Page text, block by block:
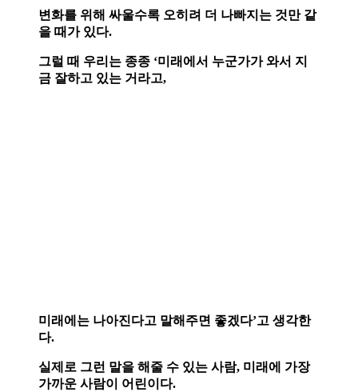
변화를 위해 싸울수록 오히려 더 나빠지는 것만 같
을 때가 있다.
그럴 때 우리는 종종 ‘미래에서 누군가가 와서 지
금 잘하고 있는 거라고,
미래에는 나아진다고 말해주면 좋겠다’고 생각한
다.
실제로 그런 말을 해줄 수 있는 사람, 미래에 가장
가까운 사람이 어린이다.